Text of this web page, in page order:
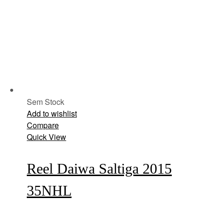
Sem Stock
Add to wishlist
Compare
Quick View
Reel Daiwa Saltiga 2015
35NHL